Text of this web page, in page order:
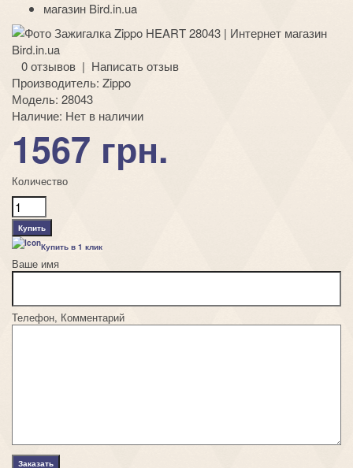
0 отзывов | Написать отзыв
Производитель: Zippo
Модель: 28043
Наличие: Нет в наличии
1567 грн.
Количество
Купить в 1 клик
Ваше имя
Телефон, Комментарий